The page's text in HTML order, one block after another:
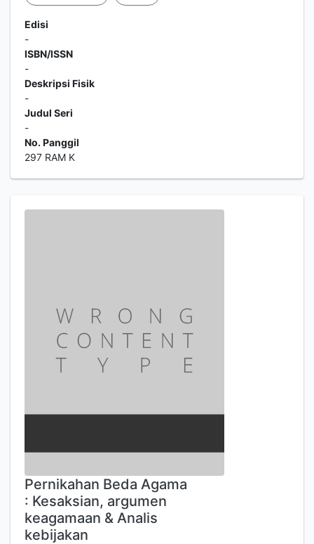
Edisi
-
ISBN/ISSN
-
Deskripsi Fisik
-
Judul Seri
-
No. Panggil
297 RAM K
Pernikahan Beda Agama
: Kesaksian, argumen
keagamaan & Analis
kebijakan